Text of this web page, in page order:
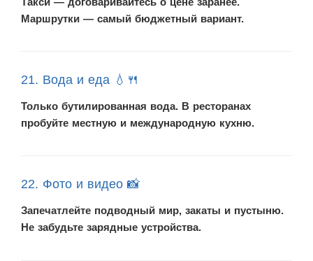
Маршрутки — самый бюджетный вариант.
21. Вода и еда 💧🍴
Только бутилированная вода. В ресторанах
пробуйте местную и международную кухню.
22. Фото и видео 📸
Запечатлейте подводный мир, закаты и пустыню.
Не забудьте зарядные устройства.